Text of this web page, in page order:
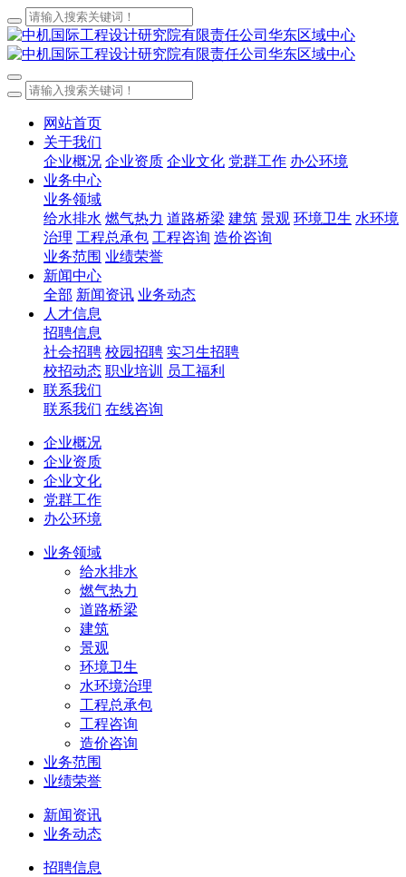
网站首页
关于我们
企业概况 企业资质 企业文化 党群工作 办公环境
业务中心
业务领域
给水排水 燃气热力 道路桥梁 建筑 景观 环境卫生 水环境
治理 工程总承包 工程咨询 造价咨询
业务范围 业绩荣誉
新闻中心
全部 新闻资讯 业务动态
人才信息
招聘信息
社会招聘 校园招聘 实习生招聘
校招动态 职业培训
员工福利
联系我们
联系我们 在线咨询
企业概况
企业资质
企业文化
党群工作
办公环境
业务领域
给水排水
燃气热力
道路桥梁
建筑
景观
环境卫生
水环境治理
工程总承包
工程咨询
造价咨询
业务范围
业绩荣誉
新闻资讯
业务动态
招聘信息